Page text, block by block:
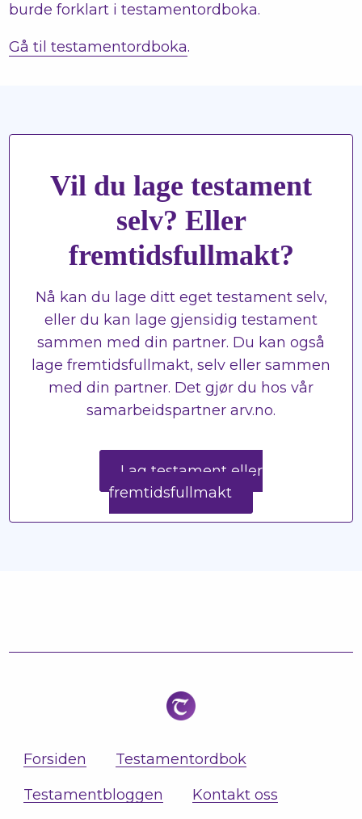
burde forklart i testamentordboka.
Gå til testamentordboka.
Vil du lage testament
selv? Eller
fremtidsfullmakt?
Nå kan du lage ditt eget testament selv,
eller du kan lage gjensidig testament
sammen med din partner. Du kan også
lage fremtidsfullmakt, selv eller sammen
med din partner. Det gjør du hos vår
samarbeidspartner arv.no.
Lag testament eller
fremtidsfullmakt
Forsiden Testamentordbok
Testamentbloggen Kontakt oss